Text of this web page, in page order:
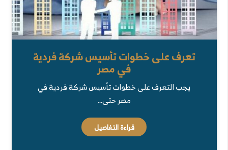
تعرف على خطوات تأسيس شركة فردية
في مصر
يجب التعرف على خطوات تأسيس شركة فردية في
مصر حتى…
قراءة التفاصيل